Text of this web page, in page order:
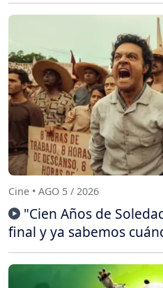
Cine • AGO 5 / 2026
"Cien Años de
final y ya sabemos